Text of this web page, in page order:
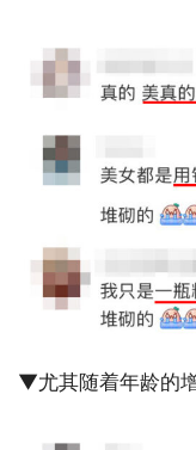
▼尤其随着年龄的